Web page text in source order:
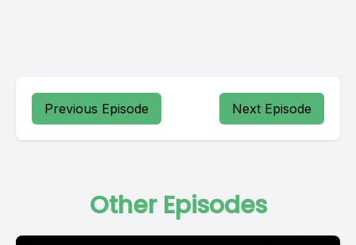
Previous Episode Next Episode
Other Episodes